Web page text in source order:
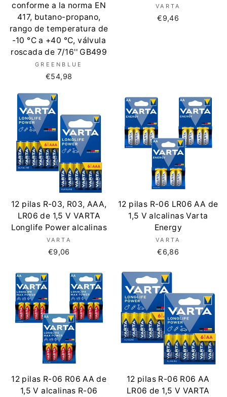
conforme a la norma EN
417, butano-propano,
rango de temperatura de
-10 °C a +40 °C, válvula
roscada de 7/16'' GB499
GREENBLUE
€54,98
VARTA
€9,46
12 pilas R-03, R03, AAA,
LR06 de 1,5 V VARTA
Longlife Power alcalinas
VARTA
€9,06
12 pilas R-06 LR06 AA de
1,5 V alcalinas Varta
Energy
VARTA
€6,86
12 pilas R-06 R06 AA de
1,5 V alcalinas R-06
12 pilas R-06 R06 AA
LR06 de 1,5 V VARTA